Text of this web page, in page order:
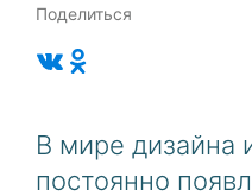
Поделиться
В мире дизайна
постоянно